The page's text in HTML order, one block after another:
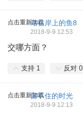
点击重新加载站在岸上的鱼8
2018-9-9 12:53
交哪方面？
支持 1 反对 0
点击重新加载留不住的时光
2018-9-9 12:13